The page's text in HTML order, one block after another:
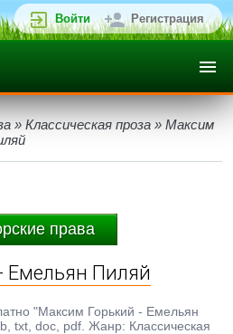
Войти Регистрация
» Классическая проза » Максим
права
Емельян Пиляй
"Максим Горький - Емельян
txt, doc, pdf. Жанр: Классическая